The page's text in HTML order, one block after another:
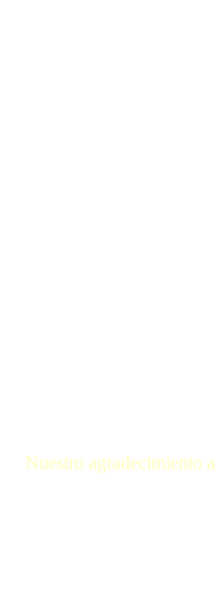
Nuestro agradecimiento a